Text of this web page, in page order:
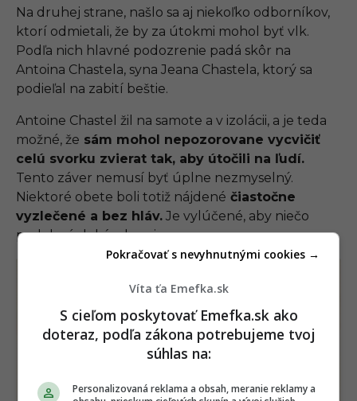
Na druhej strane, našlo sa aj niekoľko odborníkov,
ktorí odmietali, že by za útokmi mohol byť vlk.
Podľa nich hlavné podozrenie padá skôr na
Antoina Chastela, syna Jeana Chastela, ktorý sa
podieľal na zabití beštie.
Antoine Chastel žil na samote a v izolácii, a je teda
možné, že sám mohol nepozorovane vycvičiť
celú svorku zvierat tak, aby útočili na ľudí.
Tento záver nemusí byť úplne nezmyselný.
Niektoré obete boli totiž nájdené čiastočne
vyzlečené a bez hláv. Je vylúčené, aby niečo
podobné dokázalo zviera.
Víta ťa Emefka.sk
S cieľom poskytovať Emefka.sk ako
doteraz, podľa zákona potrebujeme tvoj
súhlas na:
Personalizovaná reklama a obsah, meranie reklamy a
Pokračovať s nevyhnutnými cookies →